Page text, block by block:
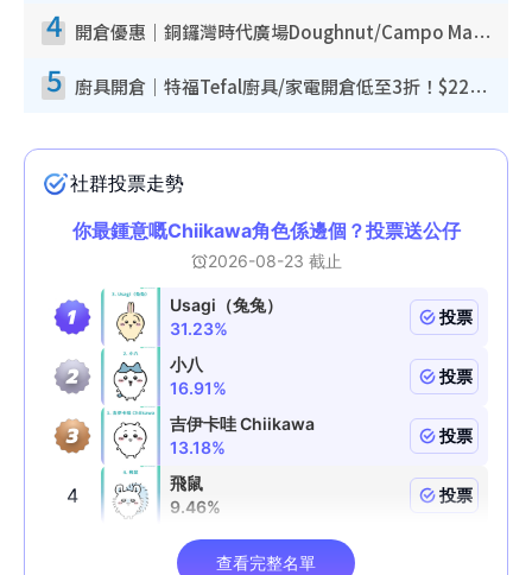
4 開倉優惠｜銅鑼灣時代廣場Doughnut/Campo Marzio開倉低至1折！背囊、書包、手袋劈價$200起
5 廚具開倉｜特福Tefal廚具/家電開倉低至3折！$220起買平底鍋/炒鑊/湯煲！電飯煲/吸塵機/燙斗$418起